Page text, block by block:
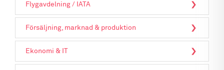
Flygavdelning / IATA
Försäljning, marknad & produktion
Ekonomi & IT